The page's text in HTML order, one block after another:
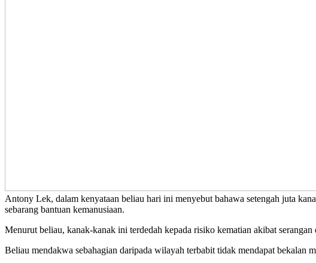
Antony Lek, dalam kenyataan beliau hari ini menyebut bahawa setengah juta
sebarang bantuan kemanusiaan.
Menurut beliau, kanak-kanak ini terdedah kepada risiko kematian akibat
Beliau mendakwa sebahagian daripada wilayah terbabit tidak mendapat bekalan